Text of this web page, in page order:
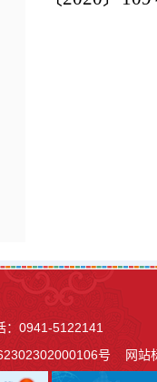
0941-5122141
号网站